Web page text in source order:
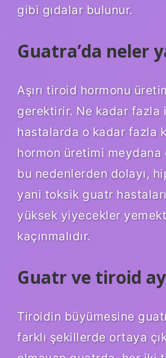
gibi gıdalar bulunur.
Guatra’da neler
Aşırı tiroid hormonu
gerektirir. Ne kadar
hastalarda o kadar fazla
hormon üretimi meydana
bu nedenlerden dolayı,
yani toksik guatr
yüksek yiyecekler
kaçınmalıdır.
Guatr ve tiroid
Tiroidin büyümesine
farklı şekillerde ortaya